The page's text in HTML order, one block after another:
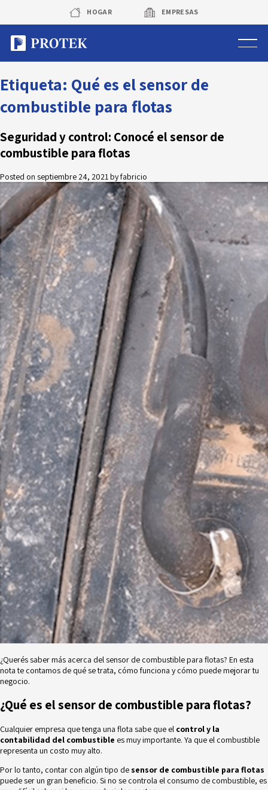
content
HOGAR EMPRESAS
Sistema de alarmas
Sistema de cámaras
Rastreo vehicular GPS
Protek Personas
Corredora de seguros
Sobre Protek
Trabaja con nosotros
Novedades
Contacto
Área de clientes
Etiqueta: Qué es el sensor de
combustible para flotas
Seguridad y control: Conocé el sensor de
combustible para flotas
Posted on septiembre 24, 2021byfabricio
¿Querés saber más acerca del sensor de combustible para flotas? En esta
nota te contamos de qué se trata, cómo funciona y cómo puede mejorar tu
negocio.
¿Qué es el sensor de combustible para flotas?
Cualquier empresa que tenga una flota sabe que el control y la
contabilidad del combustible es muy importante. Ya que el combustible
representa un costo muy alto.
Por lo tanto, contar con algún tipo de sensor de combustible para flotas
puede ser un gran beneficio. Si no se controla el consumo de combustible, es